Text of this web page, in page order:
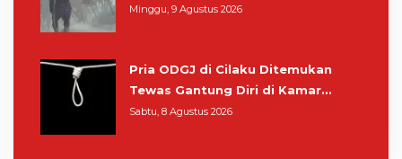
Baru Muncul di Area Kawah Wadon
Minggu, 9 Agustus 2026
Pria ODGJ di Cilaku Ditemukan
Tewas Gantung Diri di Kamar
Mandi
Sabtu, 8 Agustus 2026